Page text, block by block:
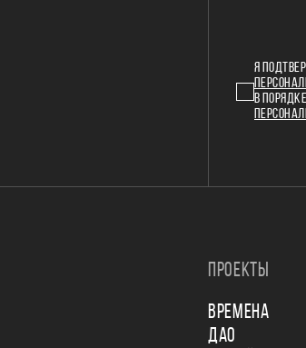
Я
В
ПРОЕКТЫ
ВРЕМЕНА
ДАО